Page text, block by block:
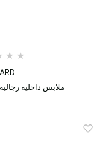
★ ★
ملابس داخلية